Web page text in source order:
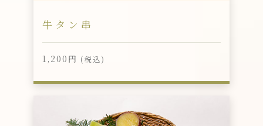
牛タン串
1,200円 (税込)